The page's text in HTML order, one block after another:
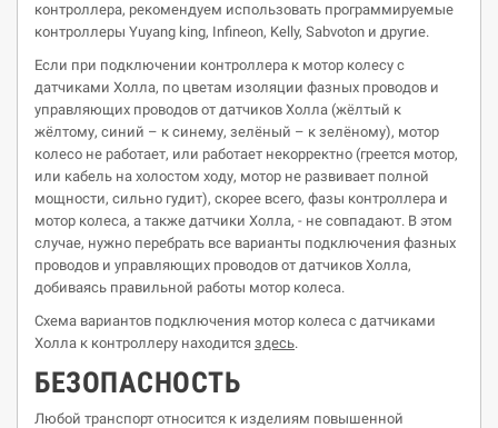
контроллера, рекомендуем использовать программируемые
контроллеры Yuyang king, Infineon, Kelly, Sabvoton и другие.
Если при подключении контроллера к мотор колесу с
датчиками Холла, по цветам изоляции фазных проводов и
управляющих проводов от датчиков Холла (жёлтый к
жёлтому, синий – к синему, зелёный – к зелёному), мотор
колесо не работает, или работает некорректно (греется мотор,
или кабель на холостом ходу, мотор не развивает полной
мощности, сильно гудит), скорее всего, фазы контроллера и
мотор колеса, а также датчики Холла, - не совпадают. В этом
случае, нужно перебрать все варианты подключения фазных
проводов и управляющих проводов от датчиков Холла,
добиваясь правильной работы мотор колеса.
Схема вариантов подключения мотор колеса с датчиками
Холла к контроллеру находится здесь.
БЕЗОПАСНОСТЬ
Любой транспорт относится к изделиям повышенной